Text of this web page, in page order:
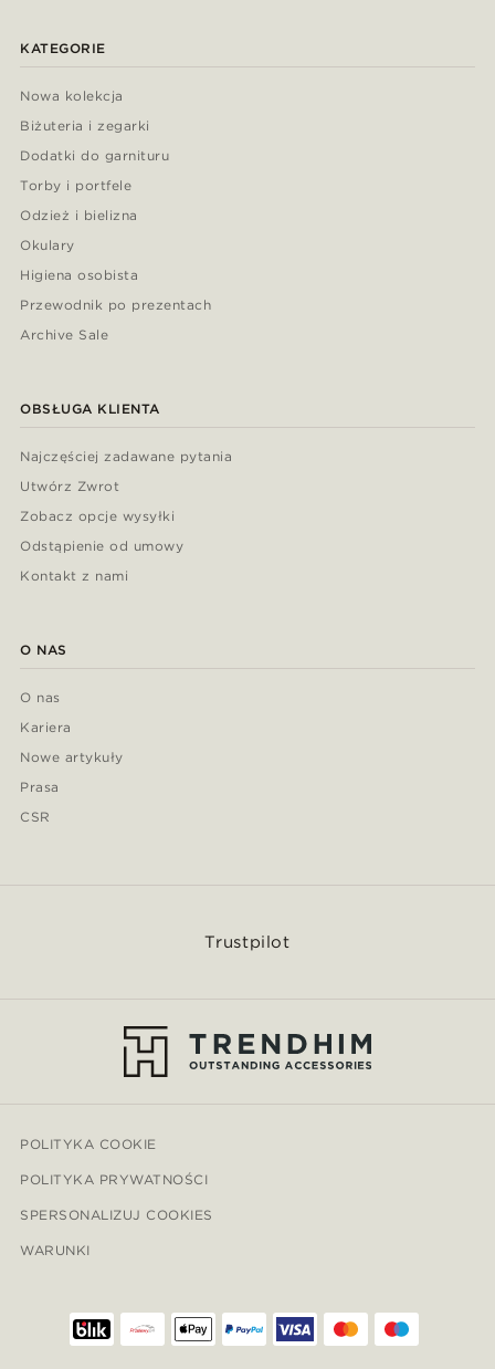
KATEGORIE
Nowa kolekcja
Biżuteria i zegarki
Dodatki do garnituru
Torby i portfele
Odzież i bielizna
Okulary
Higiena osobista
Przewodnik po prezentach
Archive Sale
OBSŁUGA KLIENTA
Najczęściej zadawane pytania
Utwórz Zwrot
Zobacz opcje wysyłki
Odstąpienie od umowy
Kontakt z nami
O NAS
O nas
Kariera
Nowe artykuły
Prasa
CSR
Trustpilot
POLITYKA COOKIE
POLITYKA PRYWATNOŚCI
SPERSONALIZUJ COOKIES
WARUNKI